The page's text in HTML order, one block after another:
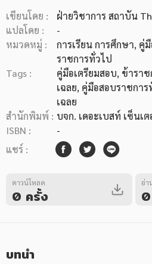
หมวดหมู่หนังสือ
หมวดหมู่ยอดนิยม
หนังสือออกใหม่ หนังสือยอดนิยม
หนังสือเสียง
โปรโมชั่นลดราคา
อาหาร สุขภาพ การแพทย์
เขียนโดย :
ฝ่ายวิชาการ สถาบัน
แปลโดย :
-
หมวดหมู่ :
การเรียน การศึกษา, คู่
ราชการทั่วไป
Tags :
คู่มือเตรียมสอบ, ข้าราช
เฉลย, คู่มือสอบราชการ
เฉลย
สำนักพิมพ์ : บจก. เดอะเบสท์ เซ็นเ
ISBN :
-
แชร์ :
ดาวน์โหลด
0 ครั้ง
อ่า
บทนำ